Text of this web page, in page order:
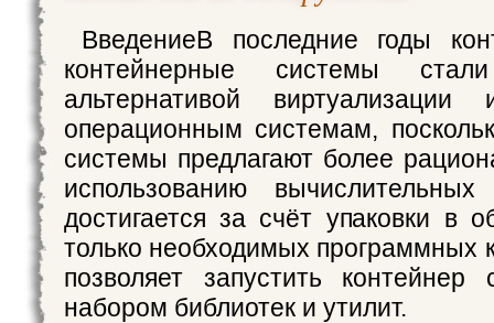
ВведениеВ последние годы
контейнерные системы стали
альтернативой
операционным системам,
системы предлагают более
использованию
достигается за счёт упаковки в
только необходимых программных
позволяет запустить
набором библиотек и утилит.